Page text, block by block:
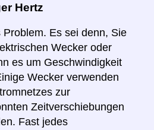
Hertz
Es sei denn, Sie
Wecker oder
es um Geschwindigkeit
Wecker verwenden
zur
Zeitverschiebungen
Fast jedes